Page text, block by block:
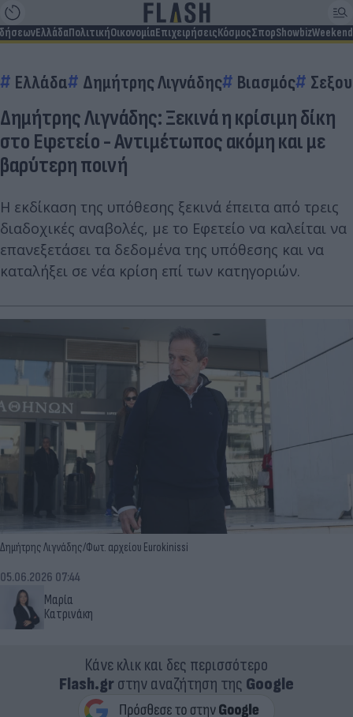
ΕλλάδαΠολιτικήΟικονομίαΕπιχειρήσειςΚόσμοςΣπορShowbizWeekend
Ελλάδα Δημήτρης Λιγνάδης Βιασμός
Δημήτρης Λιγνάδης: Ξεκινά η κρίσιμη δίκη
στο Εφετείο - Αντιμέτωπος ακόμη και με
βαρύτερη ποινή
Η εκδίκαση της υπόθεσης ξεκινά έπειτα από τρεις
διαδοχικές αναβολές, με το Εφετείο να καλείται να
επανεξετάσει τα δεδομένα της υπόθεσης και να
καταλήξει σε νέα κρίση επί των κατηγοριών.
Δημήτρης Λιγνάδης/Φωτ. αρχείου Eurokinissi
Μαρία
Κατρινάκη
05.06.2026 07:44
Κάνε κλικ και δες περισσότερο
Flash.grστην αναζήτηση της Google